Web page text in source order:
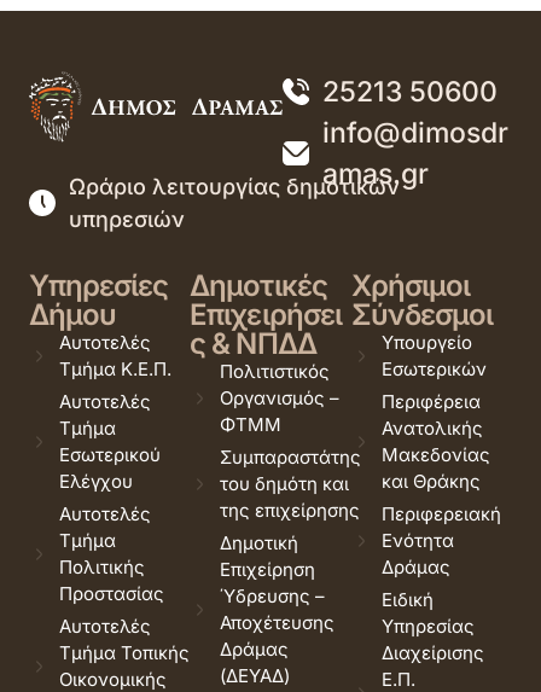
25213 50600
info@dimosdr
amas.gr
Ωράριο λειτουργίας δημοτικών
υπηρεσιών
Υπηρεσίες
Δήμου
Αυτοτελές
Τμήμα Κ.Ε.Π.
Αυτοτελές
Τμήμα
Εσωτερικού
Ελέγχου
Αυτοτελές
Τμήμα
Πολιτικής
Προστασίας
Αυτοτελές
Τμήμα Τοπικής
Οικονομικής
Δημοτικές
Επιχειρήσει
ς & ΝΠΔΔ
Πολιτιστικός
Οργανισμός –
ΦΤΜΜ
Συμπαραστάτης
του δημότη και
της επιχείρησης
Δημοτική
Επιχείρηση
Ύδρευσης –
Αποχέτευσης
Δράμας
(ΔΕΥΑΔ)
Χρήσιμοι
Σύνδεσμοι
Υπουργείο
Εσωτερικών
Περιφέρεια
Ανατολικής
Μακεδονίας
και Θράκης
Περιφερειακή
Ενότητα
Δράμας
Ειδική
Υπηρεσίας
Διαχείρισης
Ε.Π.